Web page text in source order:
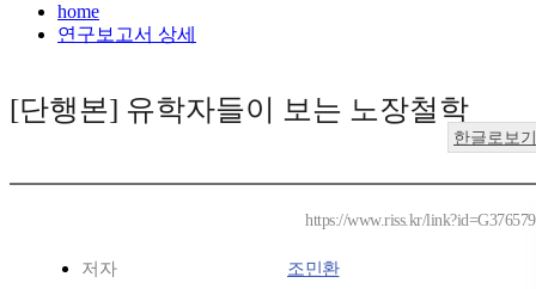
home
연구보고서 상세
[단행본] 유학자들이 보는 노장철학
한글로보기
https://www.riss.kr/
저자 조민환